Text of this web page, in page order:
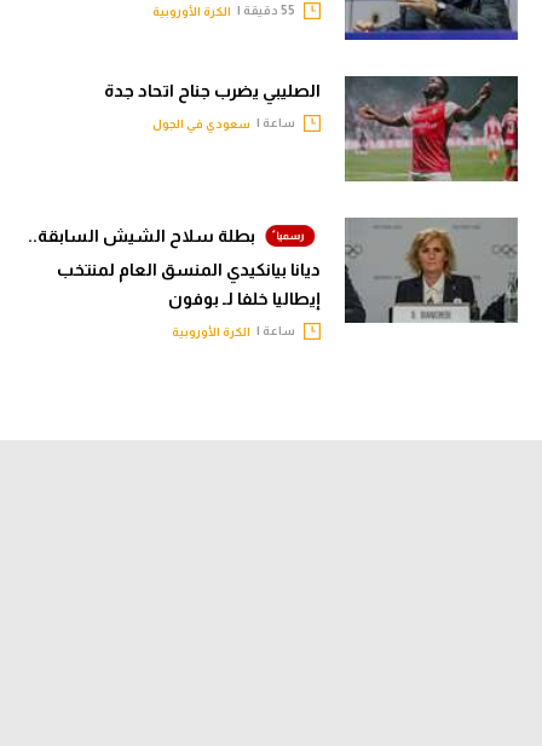
الكرة الأوروبية
الصليبي يضرب جناح اتحاد جدة
ساعة | سعودي في الجول
بطلة سلاح الشيش السابقة..
ديانا بيانكيدي المنسق العام لمنتخب
إيطاليا خلفا لـ بوفون
ساعة | الكرة الأوروبية